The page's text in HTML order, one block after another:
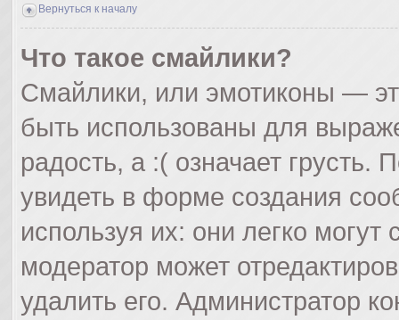
Вернуться к началу
Что такое смайлики?
Смайлики, или эмотиконы —
быть использованы для
радость, а :( означает
увидеть в форме создания
используя их: они легко
модератор может
удалить его. Администратор